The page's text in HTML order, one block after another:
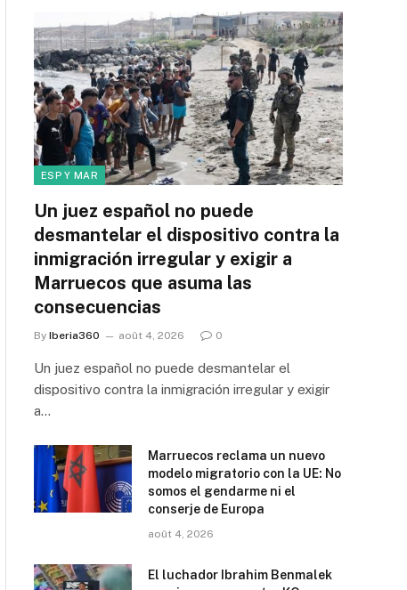
ESP Y MAR
Un juez español no puede
desmantelar el dispositivo contra la
inmigración irregular y exigir a
Marruecos que asuma las
consecuencias
By Iberia360 août 4, 2026 0
Un juez español no puede desmantelar el
dispositivo contra la inmigración irregular y exigir
a…
Marruecos reclama un nuevo
modelo migratorio con la UE: No
somos el gendarme ni el
conserje de Europa
août 4, 2026
El luchador Ibrahim Benmalek